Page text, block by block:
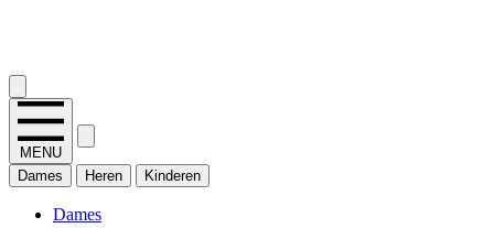
MENU
Dames
Heren Kinderen
Dames